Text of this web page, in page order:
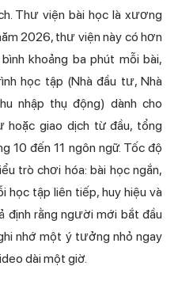
Thư viện bài học là xương
2026, thư viện này có hơn
khoảng ba phút mỗi bài,
học tập (Nhà đầu tư, Nhà
nhập thụ động) dành cho
hoặc giao dịch từ đầu, tổng
10 đến 11 ngôn ngữ. Tốc độ
trò chơi hóa: bài học ngắn,
học tập liên tiếp, huy hiệu và
định rằng người mới bắt đầu
nhớ một ý tưởng nhỏ ngay
dài một giờ.